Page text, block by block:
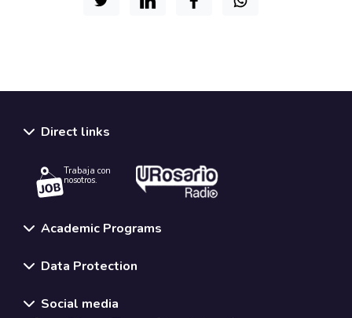
Direct links
Trabaja con
nosotros.
Academic Programs
Data Protection
Social media